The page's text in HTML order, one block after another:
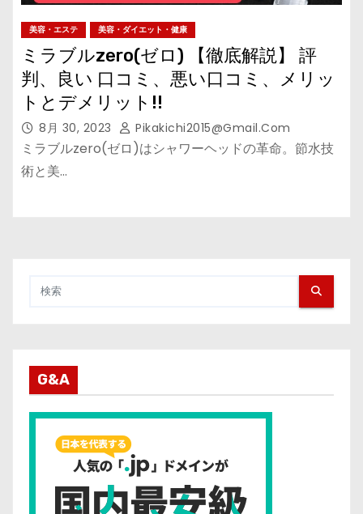
美容・エステ 美容・ダイエット・健康
ミラブルzero(ゼロ) 【徹底解説】 評
判、良い 口コミ、悪い口コミ、メリッ
トとデメリット!!
8月 30, 2023 Pikakichi2015@gmail.com
ミラブルzero(ゼロ)はシャワーヘッドの革命。節水技
術と美…
G&A